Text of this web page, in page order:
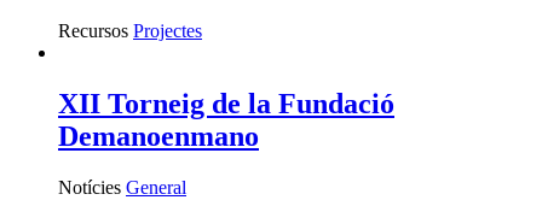
Recursos Projectes
XII Torneig de la Fundació
Demanoenmano
Notícies General